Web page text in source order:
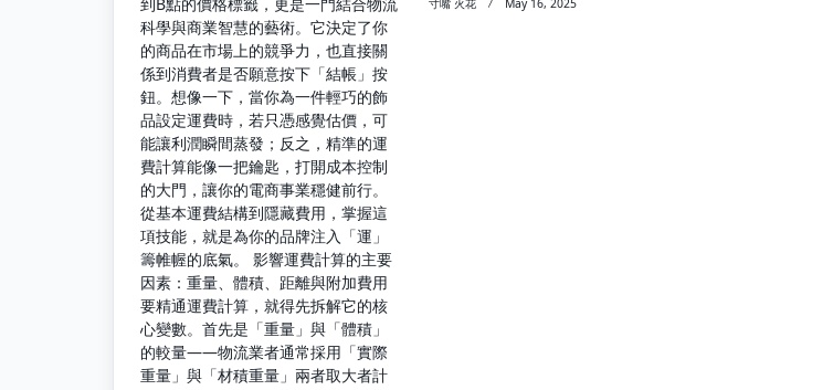
科學與商業智慧的藝術。它決定了你
的商品在市場上的競爭力，也直接關
係到消費者是否願意按下「結帳」按
鈕。想像一下，當你為一件輕巧的飾
品設定運費時，若只憑感覺估價，可
能讓利潤瞬間蒸發；反之，精準的運
費計算能像一把鑰匙，打開成本控制
的大門，讓你的電商事業穩健前行。
從基本運費結構到隱藏費用，掌握這
項技能，就是為你的品牌注入「運」
籌帷幄的底氣。 影響運費計算的主要
因素：重量、體積、距離與附加費用
要精通運費計算，就得先拆解它的核
心變數。首先是「重量」與「體積」
的較量——物流業者通常採用「實際
重量」與「材積重量」兩者取大者計